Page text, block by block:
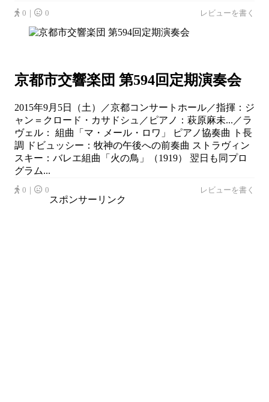
0｜ 0 レビューを書く
京都市交響楽団 第594回定期演奏会
2015年9月5日（土）／京都コンサートホール／指揮：ジ
ャン＝クロード・カサドシュ／ピアノ：萩原麻未...／ラ
ヴェル： 組曲「マ・メール・ロワ」 ピアノ協奏曲 ト長
調 ドビュッシー：牧神の午後への前奏曲 ストラヴィン
スキー：バレエ組曲「火の鳥」（1919） 翌日も同プロ
グラム...
0｜ 0 レビューを書く
スポンサーリンク